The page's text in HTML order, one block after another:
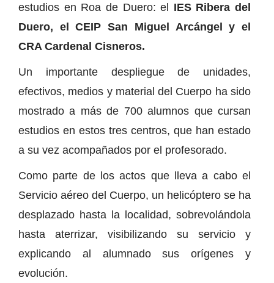
estudios en Roa de Duero: el IES Ribera del
Duero, el CEIP San Miguel Arcángel y el
CRA Cardenal Cisneros.
Un importante despliegue de unidades,
efectivos, medios y material del Cuerpo ha sido
mostrado a más de 700 alumnos que cursan
estudios en estos tres centros, que han estado
a su vez acompañados por el profesorado.
Como parte de los actos que lleva a cabo el
Servicio aéreo del Cuerpo, un helicóptero se ha
desplazado hasta la localidad, sobrevolándola
hasta aterrizar, visibilizando su servicio y
explicando al alumnado sus orígenes y
evolución.